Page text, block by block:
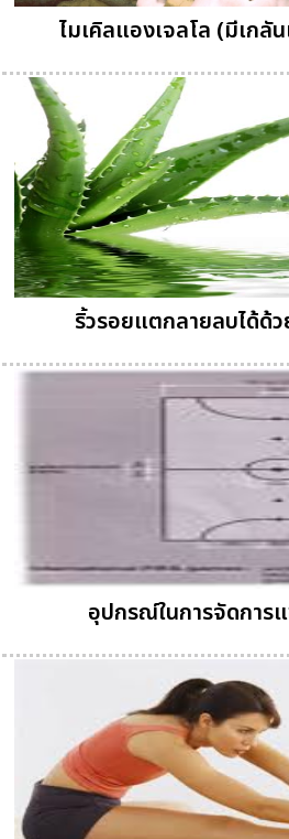
ไมเคิลแองเจลโล (มีเกลั
ริ้วรอยแตกลายลบได้ด้ว
อุปกรณ์ในการจัดการ